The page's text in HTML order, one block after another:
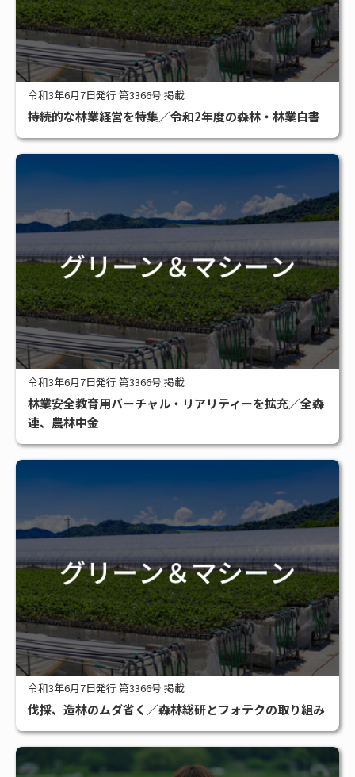
令和3年6月7日発行 第3366号 掲載
持続的な林業経営を特集／令和2年度の森林・林業白書
令和3年6月7日発行 第3366号 掲載
林業安全教育用バーチャル・リアリティーを拡充／全森
連、農林中金
令和3年6月7日発行 第3366号 掲載
伐採、造林のムダ省く／森林総研とフォテクの取り組み